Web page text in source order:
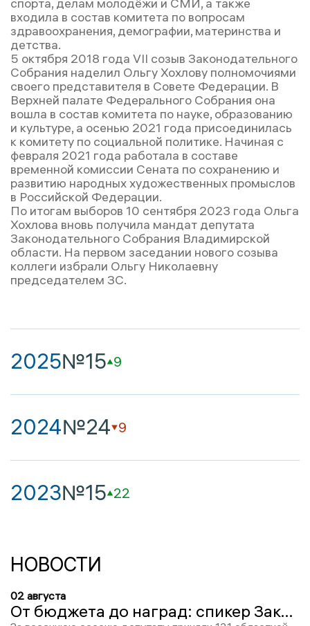
входила в состав комитета по вопросам
здравоохранения, демографии, материнства и
детства.
5 октября 2018 года VII созыв Законодательного
Собрания наделил Ольгу Хохлову полномочиями
своего представителя в Совете Федерации. В
Верхней палате Федерального Собрания она
вошла в состав комитета по науке, образованию
и культуре, а осенью 2021 года присоединилась
к комитету по социальной политике. Начиная с
февраля 2021 года работала в составе
временной комиссии Сената по сохранению и
развитию народных художественных промыслов
в Российской Федерации.
По итогам выборов 10 сентября 2023 года Ольга
Хохлова вновь получила мандат депутата
Законодательного Собрания Владимирской
области. На первом заседании нового созыва
коллеги избрали Ольгу Николаевну
председателем ЗС.
2025№15 9
2024№24 9
2023№15 22
НОВОСТИ
02 августа
От бюджета до наград: спикер Заксобрания Ольга Хохлова рассказала об итогах работы областного парламента